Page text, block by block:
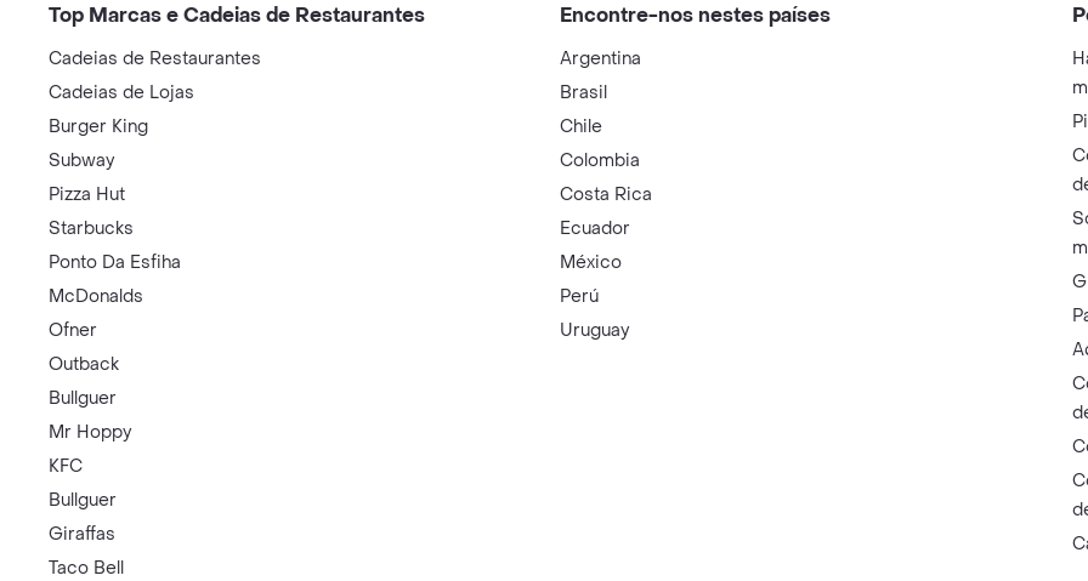
Top Marcas e Cadeias de Restaurantes
Cadeias de Restaurantes
Cadeias de Lojas
Burger King
Subway
Pizza Hut
Starbucks
Ponto Da Esfiha
McDonalds
Ofner
Outback
Bullguer
Mr Hoppy
KFC
Bullguer
Giraffas
Taco Bell
Encontre-nos nestes países
Argentina
Brasil
Chile
Colombia
Costa Rica
Ecuador
México
Perú
Uruguay